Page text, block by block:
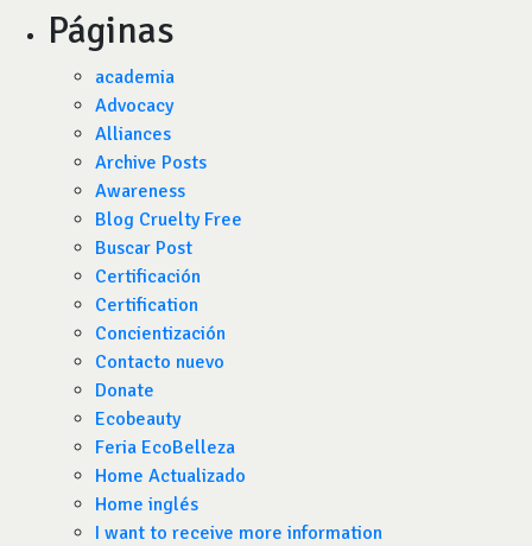
Páginas
academia
Advocacy
Alliances
Archive Posts
Awareness
Blog Cruelty Free
Buscar Post
Certificación
Certification
Concientización
Contacto nuevo
Donate
Ecobeauty
Feria EcoBelleza
Home Actualizado
Home inglés
I want to receive more information